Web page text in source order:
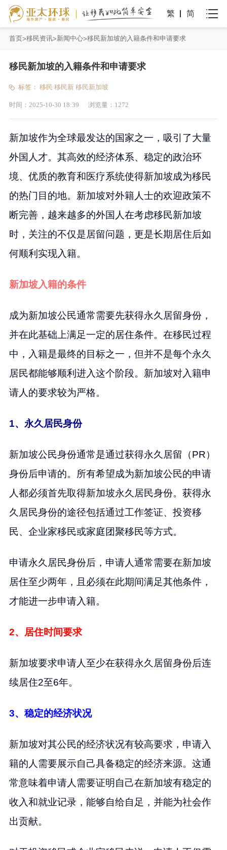
繁 简
首页 移民资讯 新闻中心 移民新加坡的入籍条件和申请要求
移民新加坡的入籍条件和申请要求
标签： 移民 移民新 移民新加坡
时间： 2025-10-30 18:39 浏览量： 1272
新加坡作为全球最发达的国家之一，吸引了大量
外国人才。其高效的经济体系、稳定的政治环
境、优质的教育和医疗系统使得新加坡成为移民
的热门目的地。新加坡对外籍人士的欢迎政策不
断完善，越来越多的外国人在考虑移民新加坡
时，关注的不仅是居留问题，更是长期居住后如
何顺利实现入籍。
新加坡入籍的条件
成为新加坡公民通常需要先获得永久居留身份，
并在此基础上满足一定的居住条件。在移民过程
中，入籍是最终的目标之一，但并不是每个永久
居民都能够顺利进入这个阶段。新加坡对入籍申
请人的要求较为严格。
1、永久居民身份
新加坡公民身份通常是通过获得永久居留（PR）
身份后申请的。所有希望成为新加坡公民的申请
人都必须首先取得新加坡永久居民身份。获得永
久居民身份的途径包括通过工作签证、投资移
民、企业家移民或家庭团聚移民等方式。
申请永久居民身份后，申请人通常需要在新加坡
居住至少两年，且必须在此期间满足其他条件，
才能进一步申请入籍。
2、居住时间要求
新加坡要求申请人至少在获得永久居留身份后连
续居住2至6年。
3、稳定的经济状况
新加坡对其公民的经济状况有较高要求，申请入
籍的人需要展示自己具备稳定的经济来源。这通
常意味着申请人需要证明自己在新加坡有稳定的
收入和就业记录，能够自给自足，并能为社会作
出贡献。